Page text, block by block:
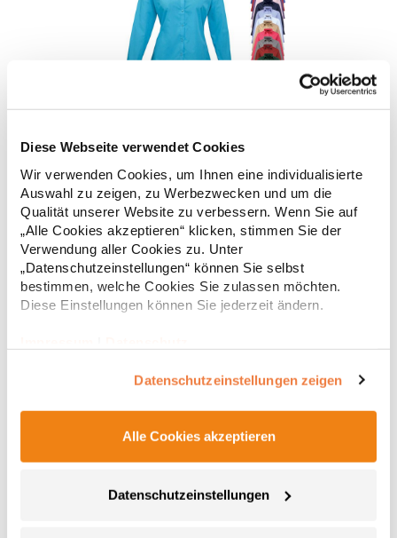
Diese Webseite verwendet Cookies
Wir verwenden Cookies, um Ihnen eine individualisierte
Auswahl zu zeigen, zu Werbezwecken und um die
Qualität unserer Website zu verbessern. Wenn Sie auf
„Alle Cookies akzeptieren“ klicken, stimmen Sie der
Verwendung aller Cookies zu. Unter
„Datenschutzeinstellungen“ können Sie selbst
bestimmen, welche Cookies Sie zulassen möchten.
Diese Einstellungen können Sie jederzeit ändern.
Datenschutzeinstellungen zeigen
Alle Cookies akzeptieren
Datenschutzeinstellungen
Bluse (Damenbluse/Langarm)
Pflegeleichtes Easy-Care-Material Abgerundeter Saum Zwei
Knöpfe an Ärmel Gleichfarbige Knöpfe Grammatur: 105 g/m²
(White: 115 g/m²) Materialzusammensetzung: 65% Polyester /
35% BaumwolleAngaben zur Produktsicherheit: Herst.-Nr.:
PR300Hersteller: Premier Clothing Ltd President Kennedylaan
19 Office 3.39 2517JK Gravenhage Niederlande E-Mail:
info@premierworkwear.com
* Preise inkl. gesetzlicher Mwst. + Versandkosten *